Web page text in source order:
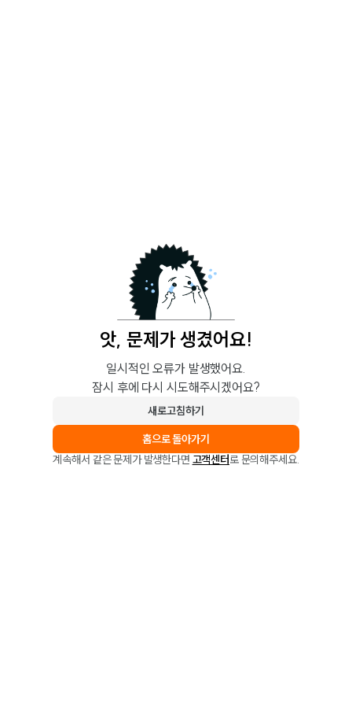
앗, 문제가 생겼어요!
일시적인 오류가 발생했어요.
잠시 후에 다시 시도해주시겠어요?
새로고침하기
홈으로 돌아가기
계속해서 같은 문제가 발생한다면 고객센터로 문의해주세요.